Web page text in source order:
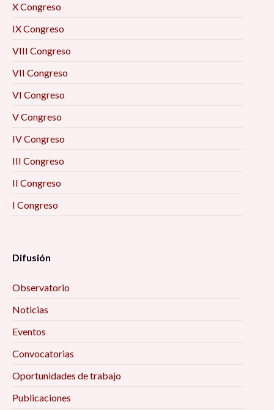
X Congreso
IX Congreso
VIII Congreso
VII Congreso
VI Congreso
V Congreso
IV Congreso
III Congreso
II Congreso
I Congreso
Difusión
Observatorio
Noticias
Eventos
Convocatorias
Oportunidades de trabajo
Publicaciones